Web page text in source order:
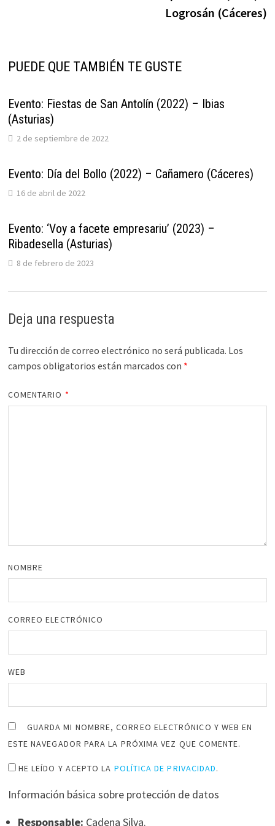
Logrosán (Cáceres)
PUEDE QUE TAMBIÉN TE GUSTE
Evento: Fiestas de San Antolín (2022) – Ibias
(Asturias)
2 de septiembre de 2022
Evento: Día del Bollo (2022) – Cañamero (Cáceres)
16 de abril de 2022
Evento: ‘Voy a facete empresariu’ (2023) –
Ribadesella (Asturias)
8 de febrero de 2023
Deja una respuesta
Tu dirección de correo electrónico no será publicada. Los
campos obligatorios están marcados con *
COMENTARIO *
NOMBRE
CORREO ELECTRÓNICO
WEB
GUARDA MI NOMBRE, CORREO ELECTRÓNICO Y WEB EN
ESTE NAVEGADOR PARA LA PRÓXIMA VEZ QUE COMENTE.
HE LEÍDO Y ACEPTO LA POLÍTICA DE PRIVACIDAD.
Información básica sobre protección de datos
Responsable: Cadena Silva.